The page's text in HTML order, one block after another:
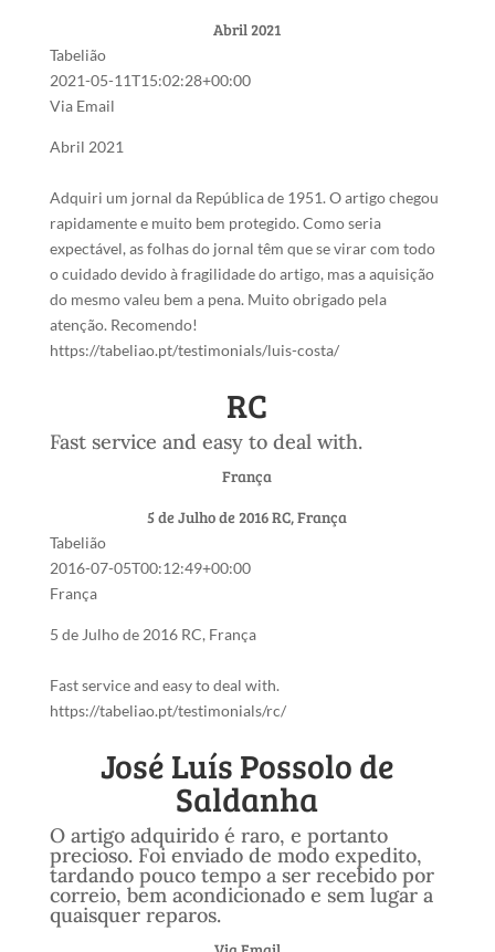
Abril 2021
Tabelião
2021-05-11T15:02:28+00:00
Via Email
Abril 2021
Adquiri um jornal da República de 1951. O artigo chegou
rapidamente e muito bem protegido. Como seria
expectável, as folhas do jornal têm que se virar com todo
o cuidado devido à fragilidade do artigo, mas a aquisição
do mesmo valeu bem a pena. Muito obrigado pela
atenção. Recomendo!
https://tabeliao.pt/testimonials/luis-costa/
RC
Fast service and easy to deal with.
França
5 de Julho de 2016RC, França
Tabelião
2016-07-05T00:12:49+00:00
França
5 de Julho de 2016 RC, França
Fast service and easy to deal with.
https://tabeliao.pt/testimonials/rc/
José Luís Possolo de
Saldanha
O artigo adquirido é raro, e portanto
precioso. Foi enviado de modo expedito,
tardando pouco tempo a ser recebido por
correio, bem acondicionado e sem lugar a
quaisquer reparos.